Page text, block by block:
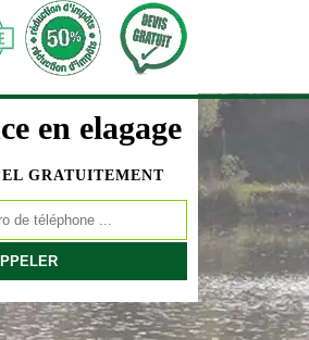
en elagage
GRATUITEMENT